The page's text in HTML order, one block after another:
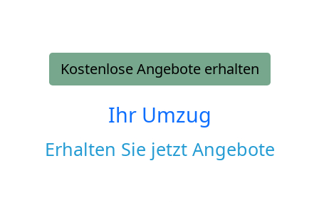
Kostenlose Angebote erhalten
Ihr Umzug
Erhalten Sie jetzt Angebote